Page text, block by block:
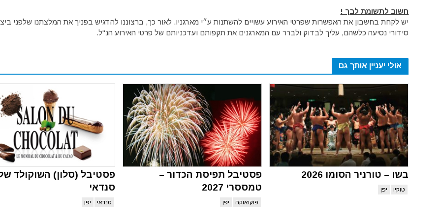
חשוב לתשומת לבך !
יש לקחת בחשבון את האפשרות שפרטי האירוע עשויים להשתנות ע״י מארגניו. לאור כך, ברצוננו להדגיש בפניך את המלצתנו שלפני
סידורי נסיעה כלשהם, עליך לבדוק ולברר עם המארגנים את תקפותם ועדכניותם של פרטי האירוע הנ"ל.
אולי יעניין אותך גם
בשו – טורניר הסומו 2026
טוקיו יפן
פסטיבל תפיסת הכדור –
טמססרי 2027
פוקואוקה יפן
פסטיבל (סלון) השוקולד
סנדאי
סנדאי יפן